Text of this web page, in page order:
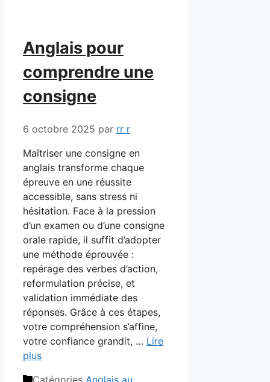
Anglais pour
comprendre une
consigne
6 octobre 2025 par rr r
Maîtriser une consigne en
anglais transforme chaque
épreuve en une réussite
accessible, sans stress ni
hésitation. Face à la pression
d’un examen ou d’une consigne
orale rapide, il suffit d’adopter
une méthode éprouvée :
repérage des verbes d’action,
reformulation précise, et
validation immédiate des
réponses. Grâce à ces étapes,
votre compréhension s’affine,
votre confiance grandit, … Lire
plus